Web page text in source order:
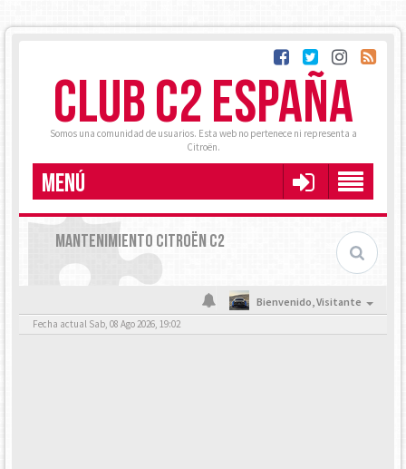
CLUB C2 ESPAÑA
Somos una comunidad de usuarios. Esta web no pertenece ni representa a
Citroën.
MENÚ
MANTENIMIENTO CITROËN C2
Bienvenido,Visitante
Fecha actual Sab, 08 Ago 2026, 19:02